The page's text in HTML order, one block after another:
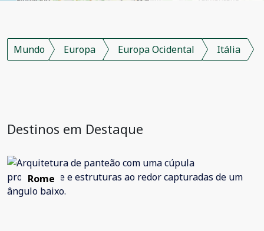
Mundo Europa Europa Ocidental Itália
Destinos em Destaque
Rome